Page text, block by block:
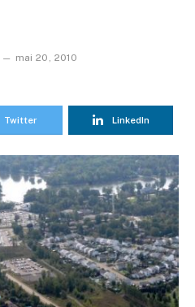
mai 20, 2010
Twitter LinkedIn